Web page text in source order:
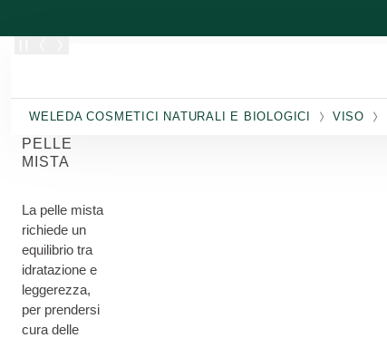
WELEDA COSMETICI NATURALI E BIOLOGICI VISO
PELLE
MISTA
La pelle mista
richiede un
equilibrio tra
idratazione e
leggerezza,
per prendersi
cura delle